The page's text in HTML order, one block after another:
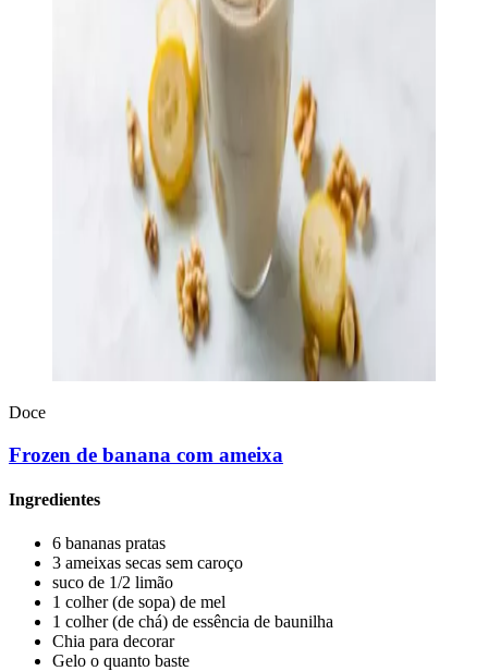
Doce
Frozen de banana com ameixa
Ingredientes
6 bananas pratas
3 ameixas secas sem caroço
suco de 1/2 limão
1 colher (de sopa) de mel
1 colher (de chá) de essência de baunilha
Chia para decorar
Gelo o quanto baste